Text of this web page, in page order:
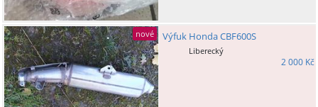
nové Výfuk Honda CBF600S
Liberecký
2 000 Kč